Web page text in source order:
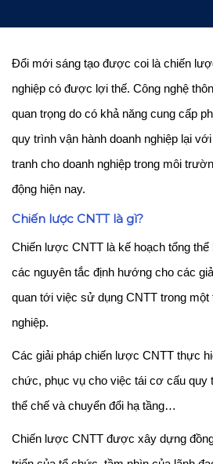
Đổi mới sáng tạo được coi là chiến
nghiệp có được lợi thế. Công nghệ
quan trọng do có khả năng cung cấp
quy trình vận hành doanh nghiệp lại
tranh cho doanh nghiệp trong môi
động hiện nay.
Chiến lược CNTT là gì?
Chiến lược CNTT là kế hoạch tổng
các nguyên tắc định hướng cho các
quan tới việc sử dụng CNTT trong
nghiệp.
Các giải pháp chiến lược CNTT thực
chức, phục vụ cho việc tái cơ cấu quy
thể chế và chuyển đổi hạ tầng…
Chiến lược CNTT được xây dựng